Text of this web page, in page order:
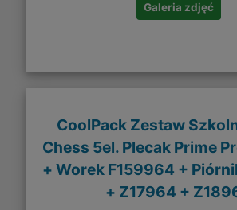
Galeria zdjęć
CoolPack Zestaw
Chess 5el. Plecak Prime
+ Worek F159964 +
+ Z17964 +